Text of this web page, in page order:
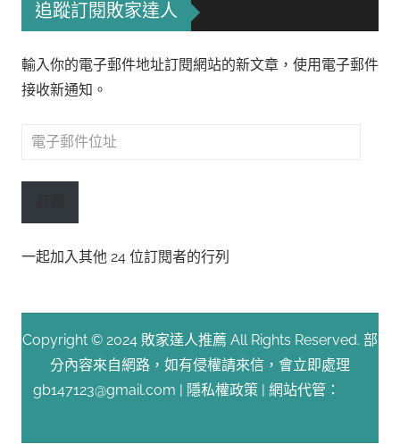
追蹤訂閱敗家達人
輸入你的電子郵件地址訂閱網站的新文章，使用電子郵件
接收新通知。
電
郵
址
一起加入其他 24 位訂閱者的行列
Copyright © 2024 敗家達人推薦 All Rights Reserved. 部
分內容來自網路，如有侵權請來信，會立即處理
gb147123@gmail.com | 隱私權政策 | 網站代管：